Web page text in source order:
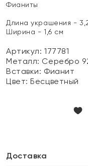
Фианиты
Длина украшения -
Ширина - 1,6 см
Артикул: 177781
Металл: Серебро
Вставки: Фианит
Цвет:Бесцветный
Доставка